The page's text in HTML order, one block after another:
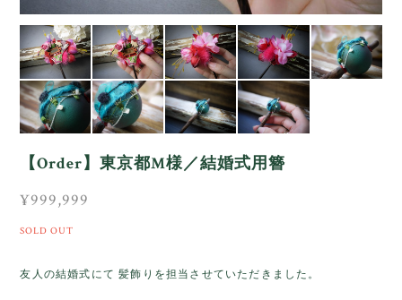
【Order】東京都M様／結婚式用簪
¥999,999
SOLD OUT
友人の結婚式にて 髪飾りを担当させていただきました。